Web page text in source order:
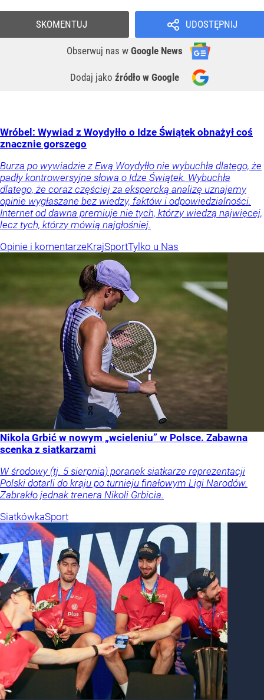
UDOSTĘPNIJ
Obserwuj nas w Google News
Dodaj jako źródło w Google
SKOMENTUJ
Wróbel: Wywiad z Woydyłło o Idze Świątek obnażył coś
znacznie gorszego
Burza po wywiadzie z Ewą Woydyłło nie wybuchła dlatego, że
padły kontrowersyjne słowa o Idze Świątek. Wybuchła
dlatego, że coraz częściej za ekspercką analizę uznajemy
opinie wygłaszane bez wiedzy, faktów i odpowiedzialności.
Internet od dawna premiuje nie tych, którzy wiedzą najwięcej,
lecz tych, którzy mówią najgłośniej.
Opinie i komentarzeKrajSportTylko u Nas
Nikola Grbić w nowym „wcieleniu” w Polsce. Zabawna
scenka z siatkarzami
W środowy (tj. 5 sierpnia) poranek siatkarze reprezentacji
Polski dotarli do kraju po turnieju finałowym Ligi Narodów.
Zabrakło jednak trenera Nikoli Grbicia.
SiatkówkaSport